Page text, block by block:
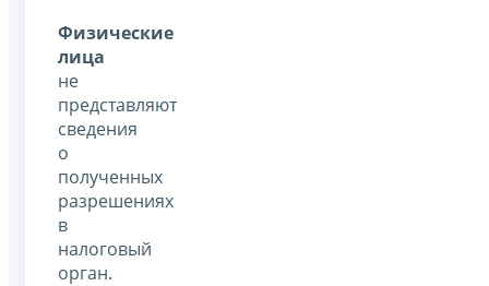
Физические
лица
не
представляют
сведения
о
полученных
разрешениях
в
налоговый
орган.